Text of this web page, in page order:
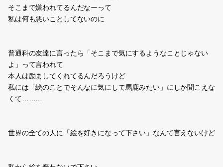
そこまで嫌われてるんだなーって
私は何も悪いことしてないのに
普通科の友達に言ったら「そこまで気にするようなことじゃない
よ」って言われて
本人は励ましてくれてるんだろうけど
私には「絵のことでそんなに気にして馬鹿みたい」にしか聞こえな
くて………
世界の全ての人に「絵を好きになって下さい」なんて言えないけど